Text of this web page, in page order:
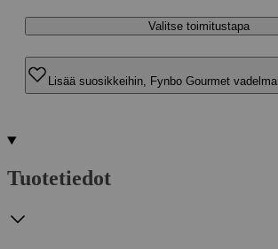
Valitse toimitustapa
Lisää suosikkeihin, Fynbo Gourmet
Tuotetiedot